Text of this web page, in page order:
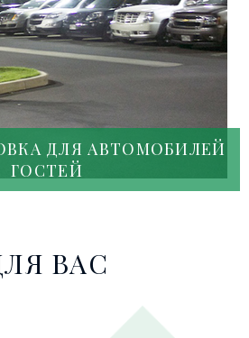
ДЛЯ АВТОМОБИЛЕЙ
ГОСТЕЙ
ВАС